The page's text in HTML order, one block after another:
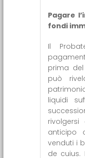
Pagare
fondi
Il
prima
può
liquidi
anticipo
venduti i
de cuius.